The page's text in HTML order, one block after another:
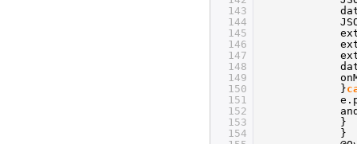
143
144
145
146
147
148
149
150
151
152
153
154
}
}
}